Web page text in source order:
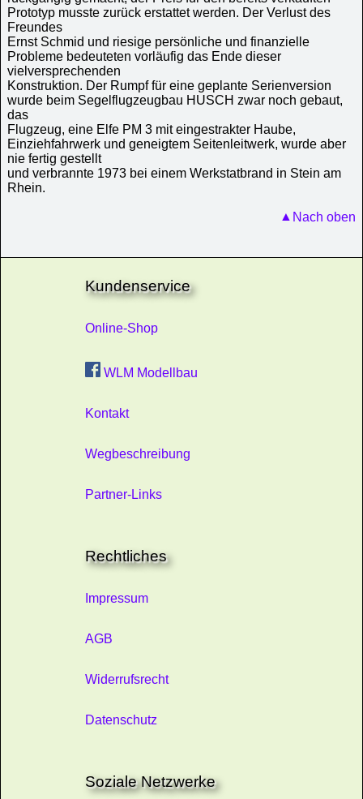
Prototyp musste zurück erstattet werden. Der Verlust des
Freundes
Ernst Schmid und riesige persönliche und finanzielle
Probleme bedeuteten vorläufig das Ende dieser
vielversprechenden
Konstruktion. Der Rumpf für eine geplante Serienversion
wurde beim Segelflugzeugbau HUSCH zwar noch gebaut,
das
Flugzeug, eine Elfe PM 3 mit eingestrakter Haube,
Einziehfahrwerk und geneigtem Seitenleitwerk, wurde aber
nie fertig gestellt
und verbrannte 1973 bei einem Werkstatbrand in Stein am
Rhein.
Nach oben
Kundenservice
Online-Shop
WLM Modellbau
Kontakt
Wegbeschreibung
Partner-Links
Rechtliches
Impressum
AGB
Widerrufsrecht
Datenschutz
Soziale Netzwerke